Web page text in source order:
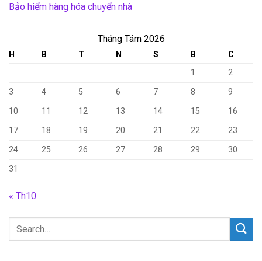
Bảo hiểm hàng hóa chuyển nhà
Tháng Tám 2026
H B T N S B
C
1
2
3
4 5 6 7 8
9
10
11 12 13 14 15
16
17
18 19 20 21 22
23
24
25 26 27 28 29
30
31
« Th10